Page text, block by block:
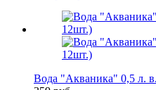
Вода "Акваника" 0,5 л.